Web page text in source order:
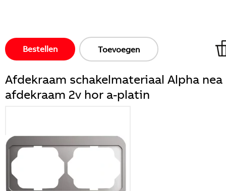
Bestellen Toevoegen
Afdekraam schakelmateriaal Alpha nea
afdekraam 2v hor a-platin